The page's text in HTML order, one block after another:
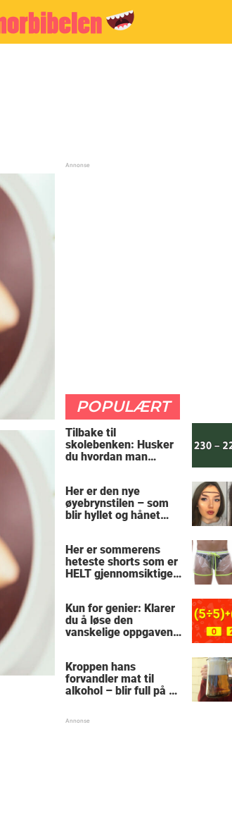
POPULÆRT
Tilbake til
skolebenken: Husker
du hvordan man
Her er den nye
øyebrynstilen – som
blir hyllet og hånet
Her er sommerens
heteste shorts som er
HELT gjennomsiktige
Kun for genier: Klarer
du å løse den
vanskelige oppgaven
Kroppen hans
forvandler mat til
alkohol – blir full på et
rundt i sirkler"